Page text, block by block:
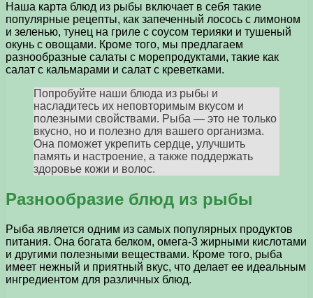
Наша карта блюд из рыбы включает в себя такие
популярные рецепты, как запеченный лосось с лимоном
и зеленью, тунец на гриле с соусом терияки и тушеный
окунь с овощами. Кроме того, мы предлагаем
разнообразные салаты с морепродуктами, такие как
салат с кальмарами и салат с креветками.
Попробуйте наши блюда из рыбы и
насладитесь их неповторимым вкусом и
полезными свойствами. Рыба — это не только
вкусно, но и полезно для вашего организма.
Она поможет укрепить сердце, улучшить
память и настроение, а также поддержать
здоровье кожи и волос.
Разнообразие блюд из рыбы
Рыба является одним из самых популярных продуктов
питания. Она богата белком, омега-3 жирными кислотами
и другими полезными веществами. Кроме того, рыба
имеет нежный и приятный вкус, что делает ее идеальным
ингредиентом для различных блюд.